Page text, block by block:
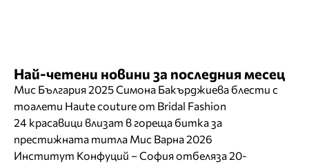
Най-четени новини за последния месец
Мис България 2025 Симона Бакърджиева блести с
тоалети Haute couture от Bridal Fashion
24 красавици влизат в гореща битка за
престижната титла Мис Варна 2026
Институт Конфуций – София отбеляза 20-